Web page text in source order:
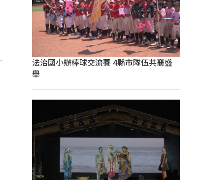
法治國小辦棒球交流賽 4縣市隊伍共襄盛
舉